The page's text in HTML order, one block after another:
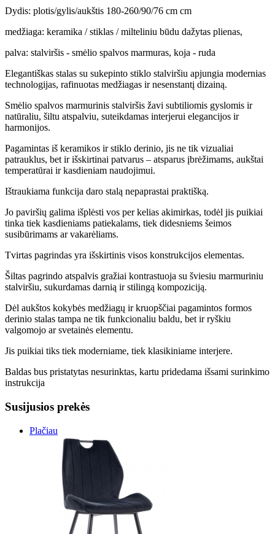
Dydis: plotis/gylis/aukštis 180-260/90/76 cm cm
medžiaga: keramika / stiklas / milteliniu būdu dažytas plienas,
palva: stalviršis - smėlio spalvos marmuras, koja - ruda
Elegantiškas stalas su sukepinto stiklo stalviršiu apjungia modernias
technologijas, rafinuotas medžiagas ir nesenstantį dizainą.
Smėlio spalvos marmurinis stalviršis žavi subtiliomis gyslomis ir
natūraliu, šiltu atspalviu, suteikdamas interjerui elegancijos ir
harmonijos.
Pagamintas iš keramikos ir stiklo derinio, jis ne tik vizualiai
patrauklus, bet ir išskirtinai patvarus – atsparus įbrėžimams, aukštai
temperatūrai ir kasdieniam naudojimui.
Ištraukiama funkcija daro stalą nepaprastai praktišką.
Jo paviršių galima išplėsti vos per kelias akimirkas, todėl jis puikiai
tinka tiek kasdieniams patiekalams, tiek didesniems šeimos
susibūrimams ar vakarėliams.
Tvirtas pagrindas yra išskirtinis visos konstrukcijos elementas.
Šiltas pagrindo atspalvis gražiai kontrastuoja su šviesiu marmuriniu
stalviršiu, sukurdamas darnią ir stilingą kompoziciją.
Dėl aukštos kokybės medžiagų ir kruopščiai pagamintos formos
derinio stalas tampa ne tik funkcionaliu baldu, bet ir ryškiu
valgomojo ar svetainės elementu.
Jis puikiai tiks tiek moderniame, tiek klasikiniame interjere.
Baldas bus pristatytas nesurinktas, kartu pridedama išsami surinkimo
instrukcija
Susijusios prekės
Plačiau